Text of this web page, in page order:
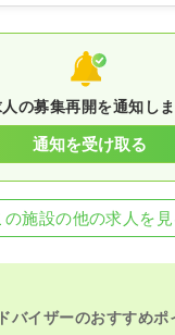
の募集再開を通知し
通知を受け取る
の施設の他の求人を見
バイザーのおすすめポ